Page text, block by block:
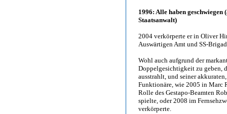
1996: Alle haben
Staatsanwalt)
2004 verkörperte er in Oliver
Auswärtigen Amt und SS-
Wohl auch aufgrund der
Doppelgesichtigkeit zu geben,
ausstrahlt, und seiner
Funktionäre, wie 2005 in Marc
Rolle des Gestapo-Beamten
spielte, oder 2008 im
verkörperte.